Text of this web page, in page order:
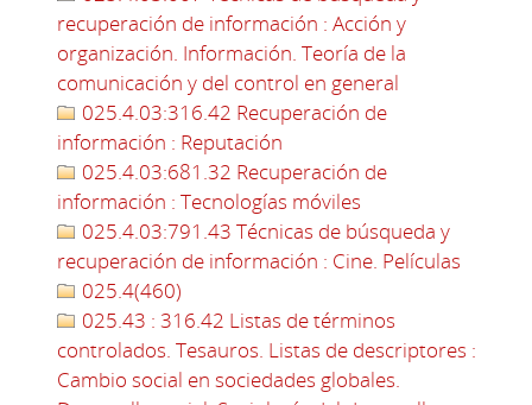
recuperación de información : Acción y
organización. Información. Teoría de la
comunicación y del control en general
025.4.03:316.42 Recuperación de
información : Reputación
025.4.03:681.32 Recuperación de
información : Tecnologías móviles
025.4.03:791.43 Técnicas de búsqueda y
recuperación de información : Cine. Películas
025.4(460)
025.43 : 316.42 Listas de términos
controlados. Tesauros. Listas de descriptores :
Cambio social en sociedades globales.